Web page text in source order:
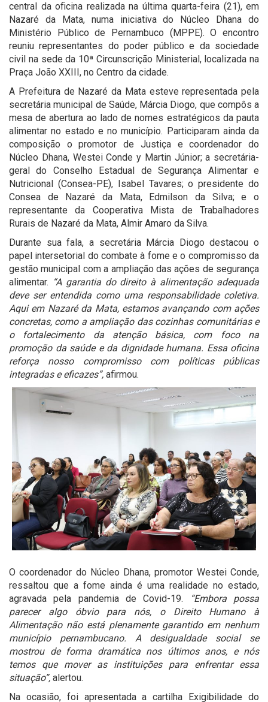
central da oficina realizada na última quarta-feira (21), em
Nazaré da Mata, numa iniciativa do Núcleo Dhana do
Ministério Público de Pernambuco (MPPE). O encontro
reuniu representantes do poder público e da sociedade
civil na sede da 10ª Circunscrição Ministerial, localizada na
Praça João XXIII, no Centro da cidade.
A Prefeitura de Nazaré da Mata esteve representada pela
secretária municipal de Saúde, Márcia Diogo, que compôs a
mesa de abertura ao lado de nomes estratégicos da pauta
alimentar no estado e no município. Participaram ainda da
composição o promotor de Justiça e coordenador do
Núcleo Dhana, Westei Conde y Martin Júnior; a secretária-
geral do Conselho Estadual de Segurança Alimentar e
Nutricional (Consea-PE), Isabel Tavares; o presidente do
Consea de Nazaré da Mata, Edmilson da Silva; e o
representante da Cooperativa Mista de Trabalhadores
Rurais de Nazaré da Mata, Almir Amaro da Silva.
Durante sua fala, a secretária Márcia Diogo destacou o
papel intersetorial do combate à fome e o compromisso da
gestão municipal com a ampliação das ações de segurança
alimentar. “A garantia do direito à alimentação adequada
deve ser entendida como uma responsabilidade coletiva.
Aqui em Nazaré da Mata, estamos avançando com ações
concretas, como a ampliação das cozinhas comunitárias e
o fortalecimento da atenção básica, com foco na
promoção da saúde e da dignidade humana. Essa oficina
reforça nosso compromisso com políticas públicas
integradas e eficazes”, afirmou.
O coordenador do Núcleo Dhana, promotor Westei Conde,
ressaltou que a fome ainda é uma realidade no estado,
agravada pela pandemia de Covid-19.
“Embora possa
parecer algo óbvio para nós, o Direito Humano à
Alimentação não está plenamente garantido em nenhum
município pernambucano. A desigualdade social se
mostrou de forma dramática nos últimos anos, e nós
temos que mover as instituições para enfrentar essa
situação”, alertou.
Na ocasião, foi apresentada a cartilha Exigibilidade do